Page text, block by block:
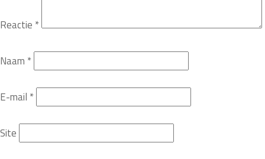
Reactie *
Naam *
E-mail *
Site